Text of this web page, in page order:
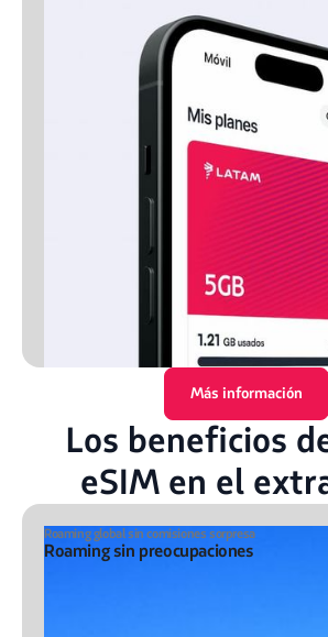
Más información
Los beneficios
eSIM en el
Roaming global sin comisiones sorpresa
Roaming sin preocupaciones